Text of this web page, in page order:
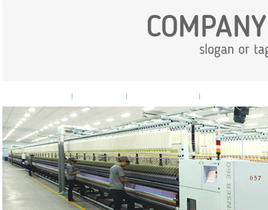
| | |